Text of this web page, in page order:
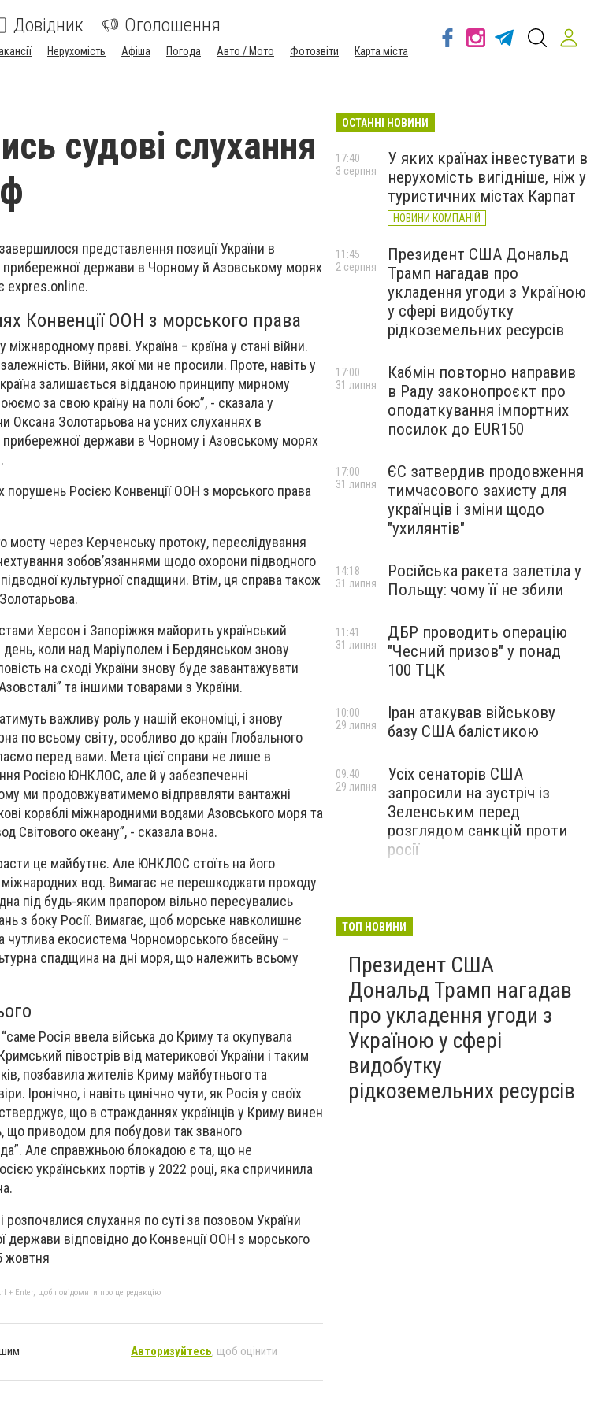
Довідник Оголошення
Нерухомість Афіша Погода Авто / Мото Фотозвіти Карта міста
судові слухання
представлення позиції України в
прибережної держави в Чорному й Азовському морях
expres.online.
Конвенції ООН з морського права
праві. Україна – країна у стані війни.
Війни, якої ми не просили. Проте, навіть у
залишається відданою принципу мирному
за свою країну на полі бою”, - сказала у
Оксана Золотарьова на усних слуханнях в
держави в Чорному і Азовському морях
порушень Росією Конвенції ООН з морського права
мосту через Керченську протоку, переслідування
зобов’язаннями щодо охорони підводного
культурної спадщини. Втім, ця справа також
Херсон і Запоріжжя майорить український
коли над Маріуполем і Бердянськом знову
на сході України знову буде завантажувати
та іншими товарами з України.
важливу роль у нашій економіці, і знову
по всьому світу, особливо до країн Глобального
перед вами. Мета цієї справи не лише в
Росією ЮНКЛОС, але й у забезпеченні
ми продовжуватимемо відправляти вантажні
кораблі міжнародними водами Азовського моря та
Світового океану”, - сказала вона.
це майбутнє. Але ЮНКЛОС стоїть на його
вод. Вимагає не перешкоджати проходу
під будь-яким прапором вільно пересувались
з боку Росії. Вимагає, щоб морське навколишнє
чутлива екосистема Чорноморського басейну –
спадщина на дні моря, що належить всьому
Росія ввела війська до Криму та окупувала
півострів від материкової України і таким
позбавила жителів Криму майбутнього та
Іронічно, і навіть цинічно чути, як Росія у своїх
що в стражданнях українців у Криму винен
що приводом для побудови так званого
Але справжньою блокадою є та, що не
українських портів у 2022 році, яка спричинила
слухання по суті за позовом України
відповідно до Конвенції ООН з морського
жовтня
+ Enter, щоб повідомити про це редакцію
Авторизуйтесь, щоб оцінити
ОСТАННІ НОВИНИ
У яких країнах інвестувати в
нерухомість вигідніше, ніж у
туристичних містах Карпат
НОВИНИ КОМПАНІЙ
17:40
3 серпня
Президент США Дональд
Трамп нагадав про
укладення угоди з Україною
у сфері видобутку
рідкоземельних ресурсів
11:45
2 серпня
Кабмін повторно направив
в Раду законопроєкт про
оподаткування імпортних
посилок до EUR150
17:00
31 липня
ЄС затвердив продовження
тимчасового захисту для
українців і зміни щодо
"ухилянтів"
17:00
31 липня
Російська ракета залетіла у
Польщу: чому її не збили
14:18
31 липня
ДБР проводить операцію
"Чесний призов" у понад
100 ТЦК
11:41
31 липня
Іран атакував військову
базу США балістикою
10:00
29 липня
Усіх сенаторів США
запросили на зустріч із
Зеленським перед
розглядом санкцій проти
росії
09:40
29 липня
ТОП НОВИНИ
Президент США
Дональд Трамп нагадав
про укладення угоди з
Україною у сфері
видобутку
рідкоземельних ресурсів